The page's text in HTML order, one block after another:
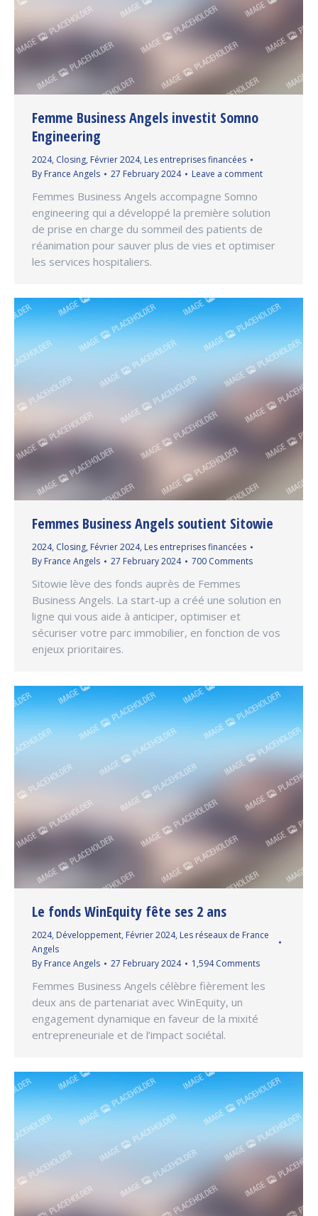
Femme Business Angels investit Somno
Engineering
2024, Closing, Février 2024, Les entreprises financées
By France Angels 27 February 2024 Leave a comment
Femmes Business Angels accompagne Somno
engineering qui a développé la première solution
de prise en charge du sommeil des patients de
réanimation pour sauver plus de vies et optimiser
les services hospitaliers.
Femmes Business Angels soutient Sitowie
2024, Closing, Février 2024, Les entreprises financées
By France Angels 27 February 2024 700 Comments
Sitowie lève des fonds auprès de Femmes
Business Angels. La start-up a créé une solution en
ligne qui vous aide à anticiper, optimiser et
sécuriser votre parc immobilier, en fonction de vos
enjeux prioritaires.
Le fonds WinEquity fête ses 2 ans
2024, Développement, Février 2024, Les réseaux de France
Angels
By France Angels 27 February 2024 1,594 Comments
Femmes Business Angels célèbre fièrement les
deux ans de partenariat avec WinEquity, un
engagement dynamique en faveur de la mixité
entrepreneuriale et de l’impact sociétal.